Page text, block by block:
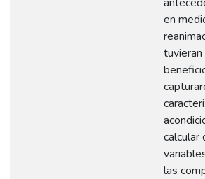
en
calcular
las